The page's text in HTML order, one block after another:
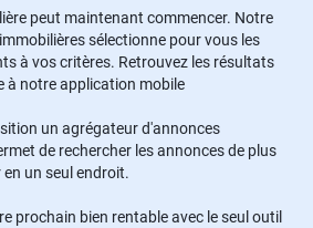
peut maintenant commencer. Notre
sélectionne pour vous les
à vos critères. Retrouvez les résultats
à notre application mobile
un agrégateur d'annonces
de rechercher les annonces de plus
un seul endroit.
prochain bien rentable avec le seul outil